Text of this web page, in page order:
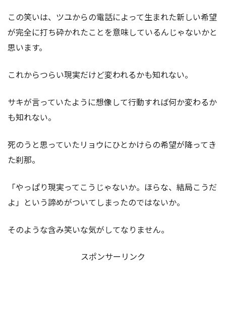
この笑いは、ツユからの電話によって生まれた新しい希望
が完全に打ち砕かれたことを意味しているんじゃないかと
思います。
これからつらい現実だけど変われるかも知れない。
サキが言っていたように想像して行動すれば何か変わるか
も知れない。
死のうと思っていたリョウにひとかけらの希望が降ってき
た刹那。
「やっぱり現実ってこうじゃないか。ほらな、結局こうだ
よ」という諦めがついてしまったのではないか。
そのような含み笑いな気がしてなりません。
スポンサーリンク